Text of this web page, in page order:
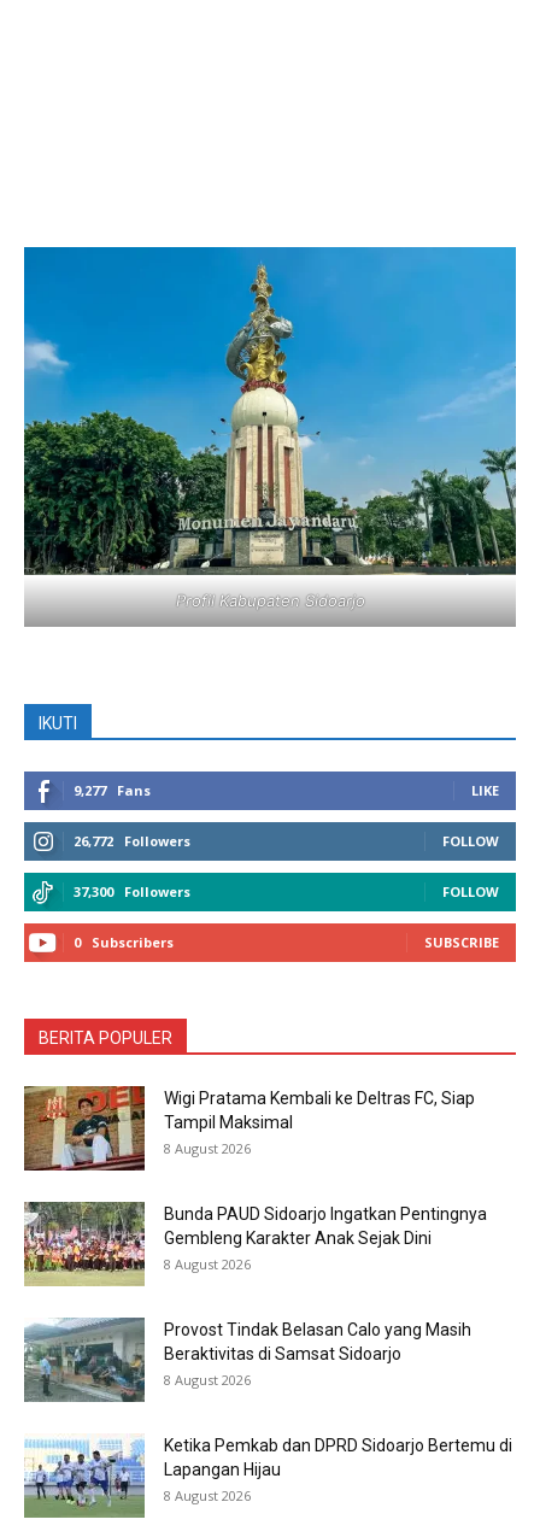
Profil Kabupaten Sidoarjo
IKUTI
9,277 Fans LIKE
26,772 Followers FOLLOW
37,300 Followers FOLLOW
0 Subscribers SUBSCRIBE
BERITA POPULER
Wigi Pratama Kembali ke Deltras FC, Siap
Tampil Maksimal
8 August 2026
Bunda PAUD Sidoarjo Ingatkan Pentingnya
Gembleng Karakter Anak Sejak Dini
8 August 2026
Provost Tindak Belasan Calo yang Masih
Beraktivitas di Samsat Sidoarjo
8 August 2026
Ketika Pemkab dan DPRD Sidoarjo Bertemu di
Lapangan Hijau
8 August 2026